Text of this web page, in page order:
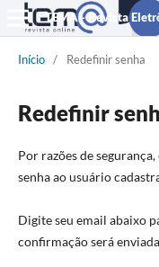
TEMA - Revista
Início / Redefinir senha
Redefinir
Por razões de
senha ao usuário
Digite seu email abaixo
confirmação será